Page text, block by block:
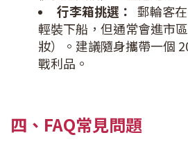
行李箱挑選： 郵輪客
輕裝下船，但通常會進市
妝）。建議隨身攜帶一個
戰利品。
四、FAQ常見問題